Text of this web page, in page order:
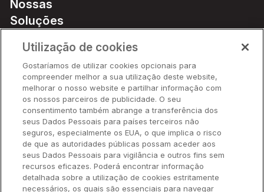
Nossas
Soluções
Parceiros
Hardware
Ajuda Rápida
Recursos
Empresa
Utilização de cookies
Gostaríamos de utilizar cookies opcionais para
compreender melhor a sua utilização deste website,
melhorar o nosso website e partilhar informação com
os nossos parceiros de publicidade. O seu
consentimento também abrange a transferência dos
seus Dados Pessoais para países terceiros não
seguros, especialmente os EUA, o que implica o risco
de que as autoridades públicas possam aceder aos
seus Dados Pessoais para vigilância e outros fins sem
recursos eficazes. Poderá encontrar informação
detalhada sobre a utilização de cookies estritamente
necessários, os quais são essenciais para navegar